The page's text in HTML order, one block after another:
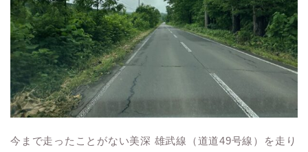
今まで走ったことがない美深 雄武線（道道49号線）を走り